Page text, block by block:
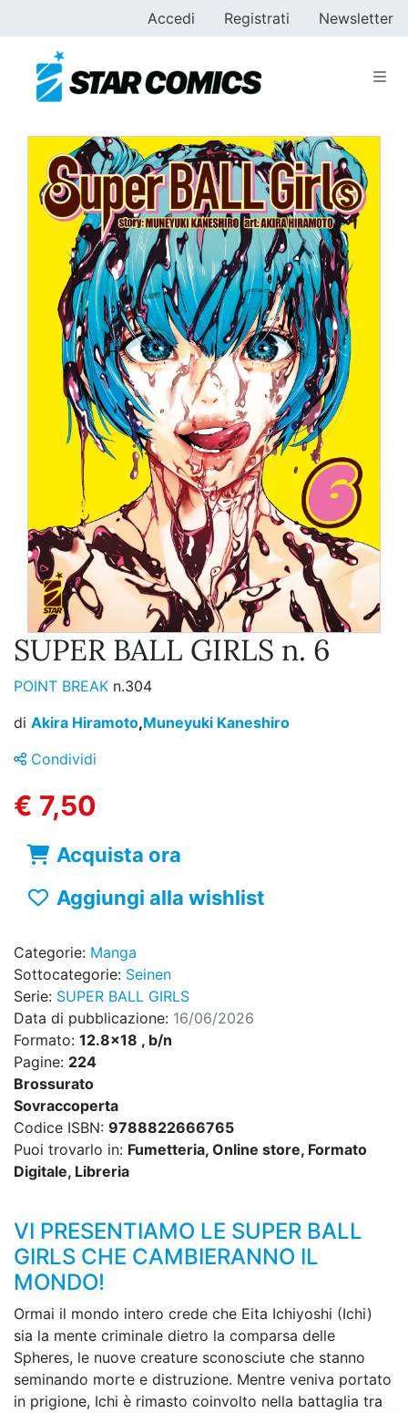
Accedi Registrati Newsletter
SUPER BALL GIRLS n. 6
POINT BREAK n.304
di Akira Hiramoto,Muneyuki Kaneshiro
Condividi
€ 7,50
Acquista ora
Aggiungi alla wishlist
Categorie: Manga
Sottocategorie: Seinen
Serie: SUPER BALL GIRLS
Data di pubblicazione: 16/06/2026
Formato: 12.8x18 , b/n
Pagine: 224
Brossurato
Sovraccoperta
Codice ISBN: 9788822666765
Puoi trovarlo in: Fumetteria, Online store, Formato
Digitale, Libreria
VI PRESENTIAMO LE SUPER BALL
GIRLS CHE CAMBIERANNO IL
MONDO!
Ormai il mondo intero crede che Eita Ichiyoshi (Ichi)
sia la mente criminale dietro la comparsa delle
Spheres, le nuove creature sconosciute che stanno
seminando morte e distruzione. Mentre veniva portato
in prigione, Ichi è rimasto coinvolto nella battaglia tra